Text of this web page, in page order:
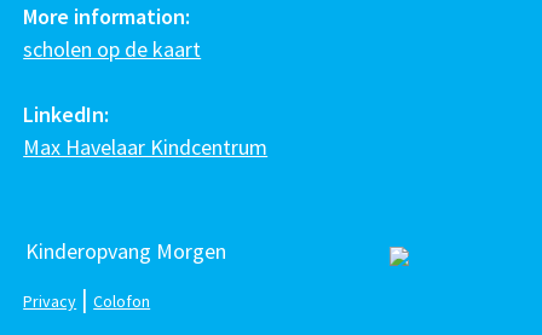
More information:
scholen op de kaart
LinkedIn:
Max Havelaar Kindcentrum
Kinderopvang Morgen
Privacy |Colofon